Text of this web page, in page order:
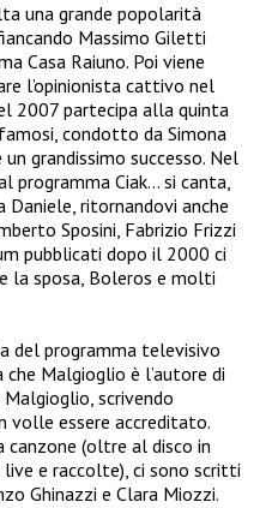
una grande popolarità
Massimo Giletti
Casa Raiuno. Poi viene
l’opinionista cattivo nel
2007 partecipa alla quinta
condotto da Simona
grandissimo successo. Nel
programma Ciak… si canta,
ritornandovi anche
Sposini, Fabrizio Frizzi
pubblicati dopo il 2000 ci
la sposa, Boleros e molti
del programma televisivo
Malgioglio è l’autore di
scrivendo
volle essere accreditato.
canzone (oltre al disco in
e raccolte), ci sono scritti
Ghinazzi e Clara Miozzi.